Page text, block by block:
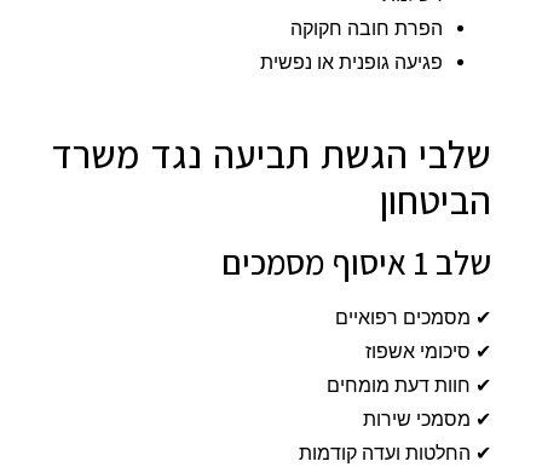
הפרת חובה חקוקה
פגיעה גופנית או נפשית
שלבי הגשת תביעה נגד משרד
הביטחון
שלב 1 איסוף מסמכים
✔ מסמכים רפואיים
✔ סיכומי אשפוז
✔ חוות דעת מומחים
✔ מסמכי שירות
✔ החלטות ועדה קודמות